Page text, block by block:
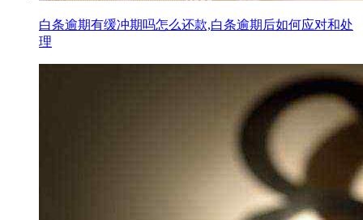
白条逾期有缓冲期吗怎么还款,白条逾期后如何应对和处
理